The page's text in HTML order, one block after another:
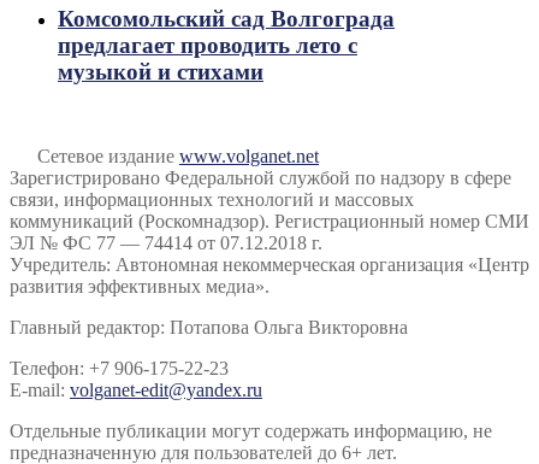
Комсомольский сад Волгограда
предлагает проводить лето с
музыкой и стихами
Сетевое издание www.volganet.net
Зарегистрировано Федеральной службой по надзору в сфере
связи, информационных технологий и массовых
коммуникаций (Роскомнадзор). Регистрационный номер СМИ
ЭЛ № ФС 77 — 74414 от 07.12.2018 г.
Учредитель: Автономная некоммерческая организация «Центр
развития эффективных медиа».
Главный редактор: Потапова Ольга Викторовна
Телефон: +7 906-175-22-23
E-mail: volganet-edit@yandex.ru
Отдельные публикации могут содержать информацию, не
предназначенную для пользователей до 6+ лет.